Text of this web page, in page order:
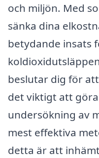
och miljön. Med
sänka dina
betydande insats
beslutar dig för
det viktigt att
undersökning av
mest effektiva
detta är att